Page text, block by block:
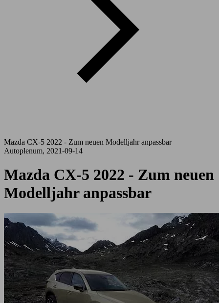
Mazda CX-5 2022 - Zum neuen Modelljahr anpassbar
Autoplenum, 2021-09-14
Mazda CX-5 2022 - Zum neuen
Modelljahr anpassbar